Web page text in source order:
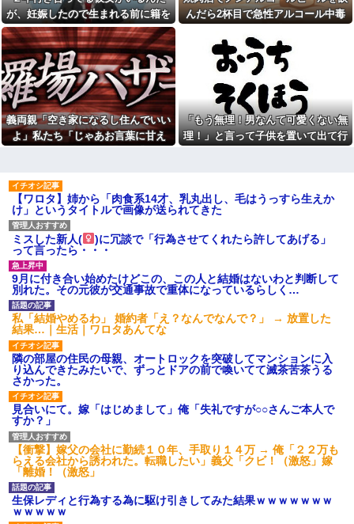
に。だが彼氏は「2000万の土
地」を購入。こじれた二人は想
像以上の修羅場に
NTTから見に覚えのない請求
書がきた。無視しようと思って
いたら、とんでもない事実が判
明して…
【悲報】Z世代「なんでセルフ
レジなのに自分で商品通さない
といけないんだ」
祭りって謎だよな、誰が神輿
担いでるの？屋台出店してる奴
お前ら急げ！怪しい外人みつ
けたら法務省にタレコミしてみ
ろ！意外と仕事するぞ？
【悲報】大卒初任給600万の時
代へ
wwwwwwwwwwwwwwwwww
w
【画像】タトゥーだらけの美
人海鮮料理人、現る！！←コレ
はセクシー過ぎてワイらにブッ
刺さりまくりw w w w w w w w
w
【悲報】 「ゴールド免許で
す」←運が良かっただけかペー
パードライバーという事実ｗｗ
ｗ
ハードオフに売っていた4万
4000円のフィギュアがヤバすぎ
るｗｗｗｗｗｗ「こんな高い
の？ｗｗ」「逆に超安い」
私「ちょっと、人の家の金庫
触らないでよ！」キチママ『そ
こに金庫があったから、開けて
みようとしただけ☆』義兄「泥
は出てけ！二度と来るな！」結
果・・・
私「初めて飲む味だけどなん
のお茶？」彼「ちっ！」私「」
彼女と同棲初めたら家に物が5
倍くらい増えてストレスヤバ
けど全部埋めやがった
【悲報】警察に射殺された包
丁男、直前に母を亡くし精神的
ショックを受けていたと判明
里帰り出産した嫁が実家から
帰ってこないので離婚要求。す
ると義父がブチギレた
旦那の同僚女が旦那の元カ
ノ。なのにしょっちゅうペアで
て嘘つくのかな
38歳マザコン夫の誕生日に
と義実家を飾り付ける超過干渉
トメ！ご近所さんを招待してあ
る事態に
休んだ翌日、先輩パートに申
なりキレられた。このパートの
性格悪くないか？
ル熊本の爆心地に”こんなも
の”があったんだけど…」
主な税金の成り立ちを調べて
が、妊娠したので生まれる前に籍を
入れたいと言われた。俺は種がほぼ
無いはずなのに...
んだら2杯目で急性アルコール中毒
き込む騒ぎに…
義両親「空き家になるし住んでいい
よ」私たち「じゃあお言葉に甘え
「もう無理！男なんて可愛くない無
理！」と言って子供を置いて出て行
【ワロタ】姉から「肉食系14才、乳丸出し、毛はうっすら生えか
け」というタイトルで画像が送られてきた
ミスした新人(
)に冗談で「行為させてくれたら許してあげる」
って言ったら・・・
9月に付き合い始めたけどこの、この人と結婚はないわと判断して
別れた。その元彼が交通事故で重体になっているらしく…
私「結婚やめるわ」 婚約者「え？なんでなんで？」 → 放置した
結果…｜生活｜ワロタあんてな
隣の部屋の住民の母親、オートロックを突破してマンションに入
り込んできたみたいで、ずっとドアの前で喚いてて滅茶苦茶うる
さかった。
見合いにて。嫁「はじめまして」俺「失礼ですが○○さんご本人で
すか？」
【衝撃】嫁父の会社に勤続１０年、手取り１４万 → 俺「２２万も
らえる会社から誘われた。転職したい」義父「クビ！（激怒」嫁
「離婚！（激怒」
生保レディと行為する為に駆け引きしてみた結果ｗｗｗｗｗｗｗ
ｗｗｗｗｗ